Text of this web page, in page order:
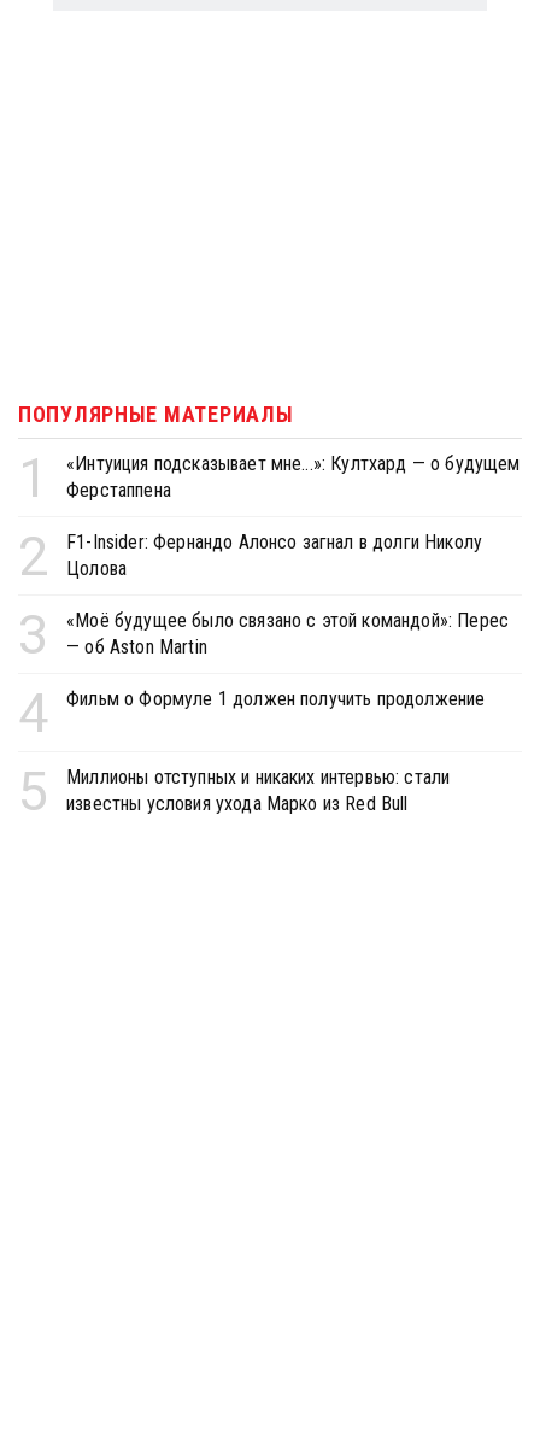
ПОПУЛЯРНЫЕ МАТЕРИАЛЫ
1
«Интуиция подсказывает мне...»: Култхард — о будущем
Ферстаппена
2
F1-Insider: Фернандо Алонсо загнал в долги Николу
Цолова
3
«Моё будущее было связано с этой командой»: Перес
— об Aston Martin
4 Фильм о Формуле 1 должен получить продолжение
5
Миллионы отступных и никаких интервью: стали
известны условия ухода Марко из Red Bull